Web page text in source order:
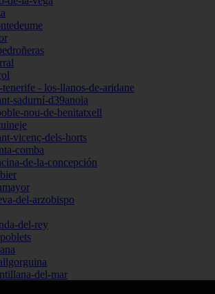
tenerife - los-llanos-de-aridane
sadurní-d39anoia
nou-de-benitatxell
vicenç-dels-horts
comba
de-la-concepción
del-arzobispo
del-rey
del-mar